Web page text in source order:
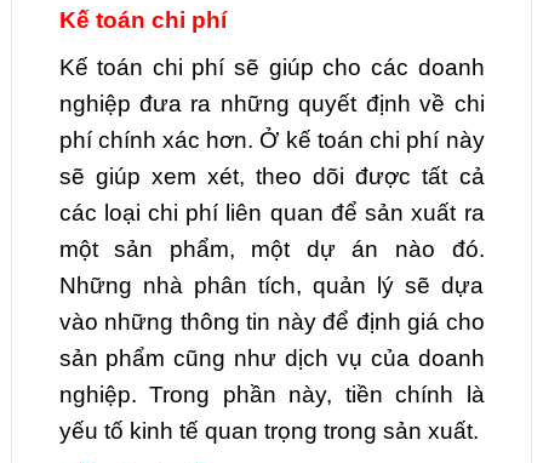
Kế toán chi phí
Kế toán chi phí sẽ giúp cho các doanh
nghiệp đưa ra những quyết định về chi
phí chính xác hơn. Ở kế toán chi phí này
sẽ giúp xem xét, theo dõi được tất cả
các loại chi phí liên quan để sản xuất ra
một sản phẩm, một dự án nào đó.
Những nhà phân tích, quản lý sẽ dựa
vào những thông tin này để định giá cho
sản phẩm cũng như dịch vụ của doanh
nghiệp. Trong phần này, tiền chính là
yếu tố kinh tế quan trọng trong sản xuất.